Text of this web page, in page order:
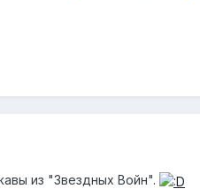
из "Звездных Войн".